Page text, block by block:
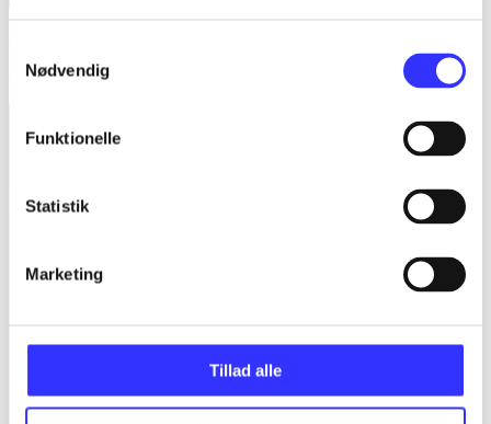
Nødvendig
Funktionelle
Statistik
Marketing
Tillad alle
Gust Co.